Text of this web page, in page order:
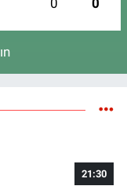
21:30